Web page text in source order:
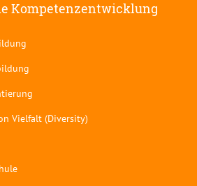
Kompetenzentwicklung
Vielfalt (Diversity)